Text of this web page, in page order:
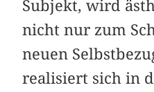
Subjekt, wird
nicht nur zum
neuen
realisiert sich in